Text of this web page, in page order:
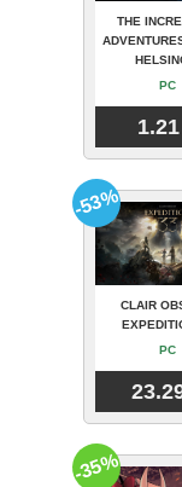
THE
PC
CLAIR
PC
-53%
-35%